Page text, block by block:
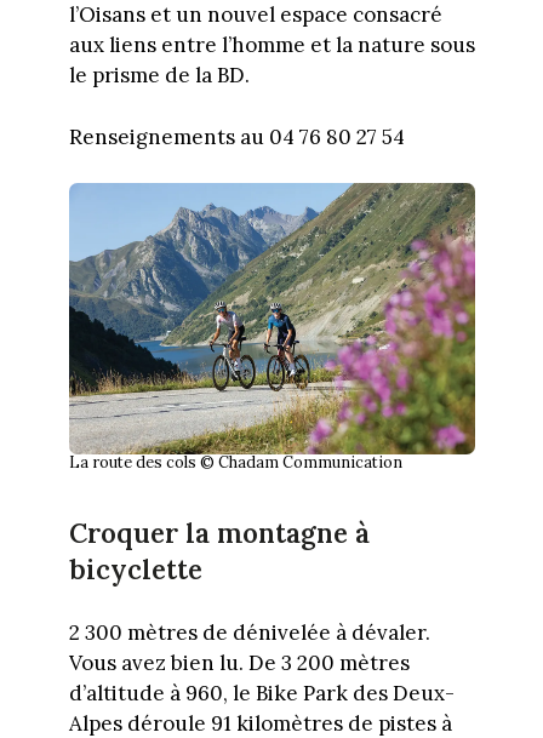
l’Oisans et un nouvel espace consacré
aux liens entre l’homme et la nature sous
le prisme de la BD.
Renseignements au 04 76 80 27 54
La route des cols © Chadam Communication
Croquer la montagne à
bicyclette
2 300 mètres de dénivelée à dévaler.
Vous avez bien lu. De 3 200 mètres
d’altitude à 960, le Bike Park des Deux-
Alpes déroule 91 kilomètres de pistes à